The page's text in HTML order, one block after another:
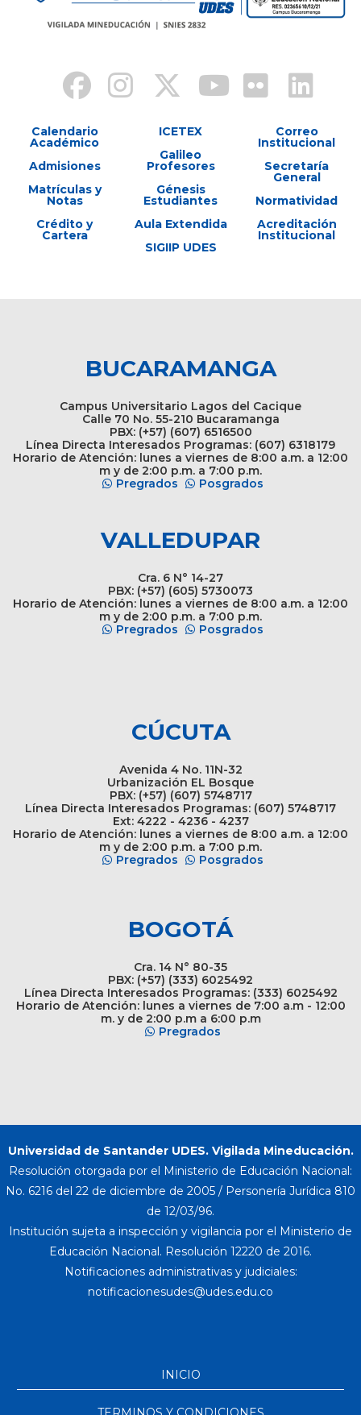
Calendario
Académico
Admisiones
Matrículas y
Notas
Crédito y
Cartera
ICETEX
Galileo
Profesores
Génesis
Estudiantes
Aula Extendida
SIGIIP UDES
Correo
Institucional
Secretaría
General
Normatividad
Acreditación
Institucional
BUCARAMANGA
Campus Universitario Lagos del Cacique
Calle 70 No. 55-210 Bucaramanga
PBX: (+57) (607) 6516500
Línea Directa Interesados Programas: (607) 6318179
Horario de Atención: lunes a viernes de 8:00 a.m. a 12:00
m y de 2:00 p.m. a 7:00 p.m.
Pregrados
Posgrados
VALLEDUPAR
Cra. 6 N° 14-27
PBX: (+57) (605) 5730073
Horario de Atención: lunes a viernes de 8:00 a.m. a 12:00
m y de 2:00 p.m. a 7:00 p.m.
Pregrados
Posgrados
CÚCUTA
Avenida 4 No. 11N-32
Urbanización EL Bosque
PBX: (+57) (607) 5748717
Línea Directa Interesados Programas: (607) 5748717
Ext: 4222 - 4236 - 4237
Horario de Atención: lunes a viernes de 8:00 a.m. a 12:00
m y de 2:00 p.m. a 7:00 p.m.
Pregrados
Posgrados
BOGOTÁ
Cra. 14 N° 80-35
PBX: (+57) (333) 6025492
Línea Directa Interesados Programas: (333) 6025492
Horario de Atención: lunes a viernes de 7:00 a.m - 12:00
m. y de 2:00 p.m a 6:00 p.m
Pregrados
Universidad de Santander UDES. Vigilada Mineducación.
Resolución otorgada por el Ministerio de Educación Nacional:
No. 6216 del 22 de diciembre de 2005 / Personería Jurídica 810
de 12/03/96.
Institución sujeta a inspección y vigilancia por el Ministerio de
Educación Nacional. Resolución 12220 de 2016.
Notificaciones administrativas y judiciales:
INICIO